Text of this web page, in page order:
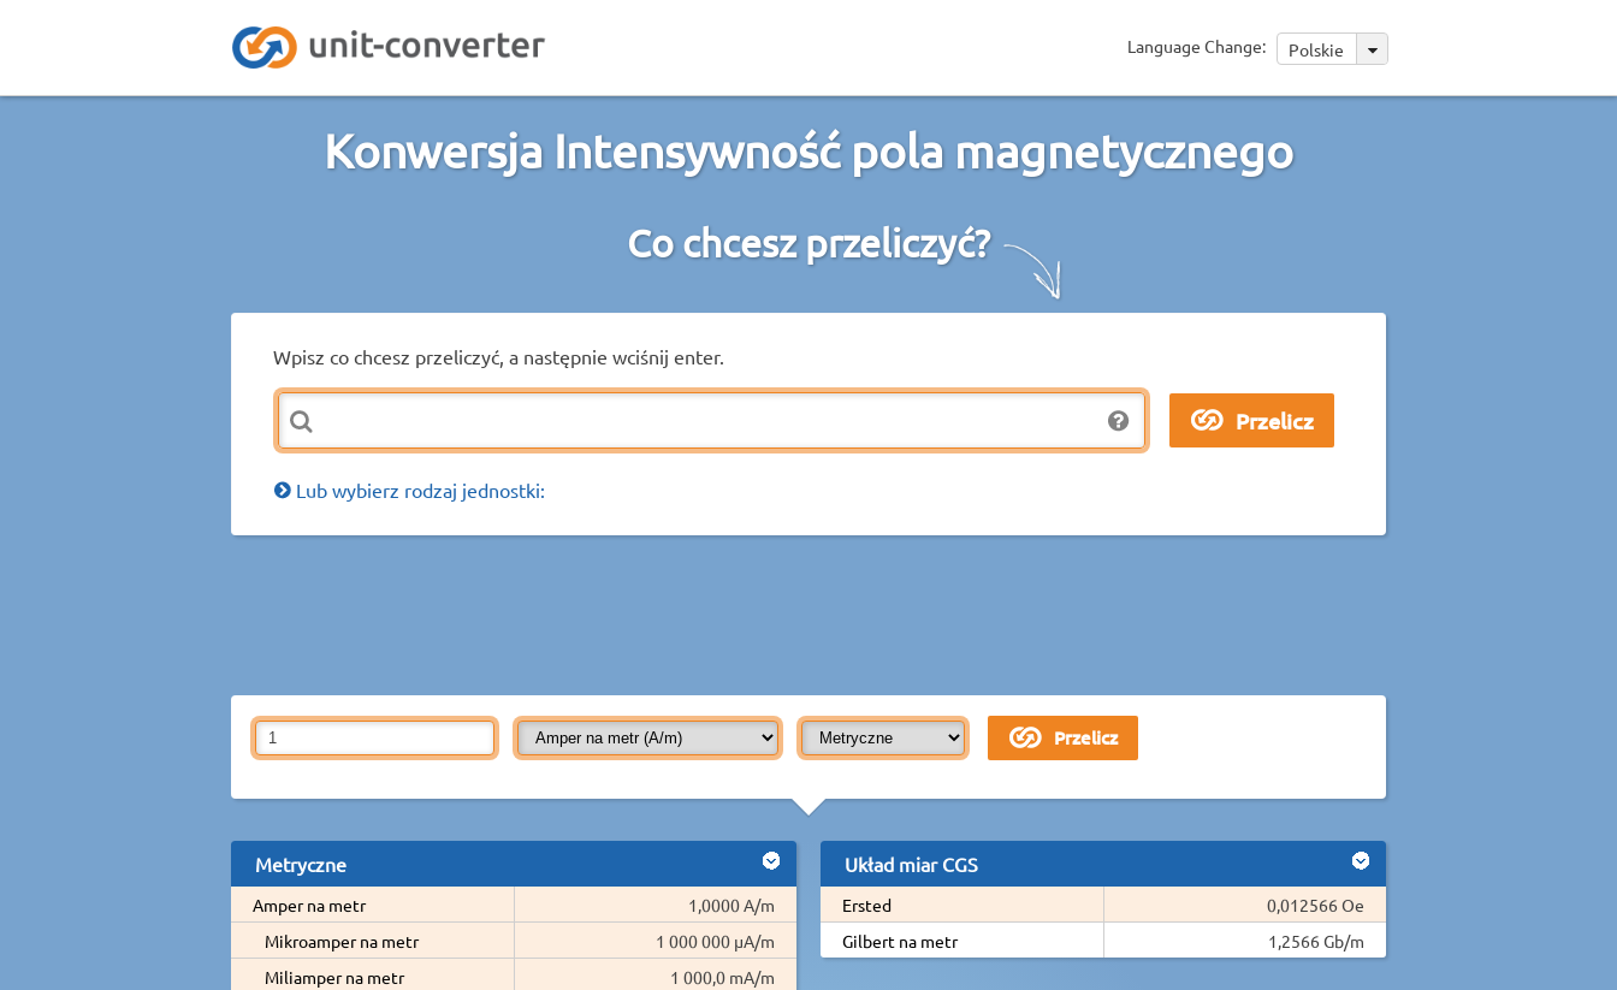
Language Change: Polskie
Konwersja Intensywność pola magnetycznego
Co chcesz przeliczyć?
Wpisz co chcesz przeliczyć, a następnie wciśnij enter.
Lub wybierz rodzaj jednostki:
Metryczne
Amper na metr
1,0000 A/m
Mikroamper na metr
1 000 000 µA/m
Miliamper na metr
1 000,0 mA/m
Układ miar CGS
Ersted
0,012566 Oe
Gilbert na metr
1,2566 Gb/m